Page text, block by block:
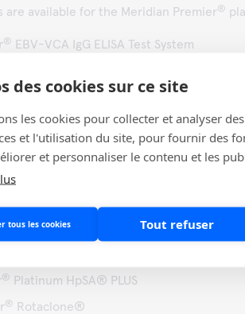
des cookies sur ce site
les cookies pour collecter et analyser
et l'utilisation du site, pour fournir des
et personnaliser le contenu et les
tous les cookies Tout refuser
are available for the Meridian Premier®
® EBV-VCA IgG ELISA Test System
®
®Adenoclone ®
CAMPY
®Coccidioides
® Platinum HpSA® PLUS
® Rotaclone®